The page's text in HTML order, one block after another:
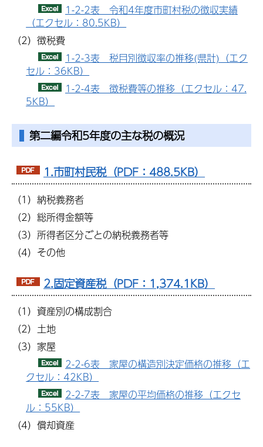
1-2-2表 令和4年度市町村税の徴収実績
（エクセル：80.5KB）
（2）徴税費
1-2-3表 税目別徴収率の推移(県計)（エク
セル：36KB）
1-2-4表 徴税費等の推移（エクセル：47.
5KB）
第二編令和5年度の主な税の概況
1.市町村民税（PDF：488.5KB）
（1）納税義務者
（2）総所得金額等
（3）所得者区分ごとの納税義務者等
（4）その他
2.固定資産税（PDF：1,374.1KB）
（1）資産別の構成割合
（2）土地
（3）家屋
2-2-6表 家屋の構造別決定価格の推移（エ
クセル：42KB）
2-2-7表 家屋の平均価格の推移（エクセ
ル：55KB）
（4）償却資産